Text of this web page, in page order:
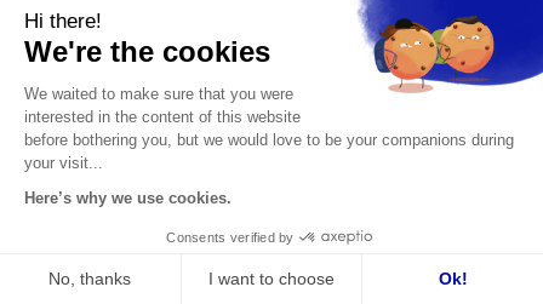
Qu’est-ce que la performance
organisationnelle et en quoi est-elle
essentielle à une décision stratégique
efficace ?
Définition de la performance
organisationnelle
Pourquoi la performance
organisationnelle doit être une priorité
pour votre entreprise ?
Hi there!
We're the cookies
We waited to make sure that you were
interested in the content of this website
before bothering you, but we would love to be your companions during
your visit...
Here’s why we use cookies.
Consents verified by
No, thanks I want to choose Ok!